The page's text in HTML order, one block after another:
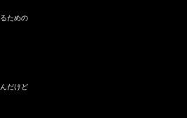
ための
だけど